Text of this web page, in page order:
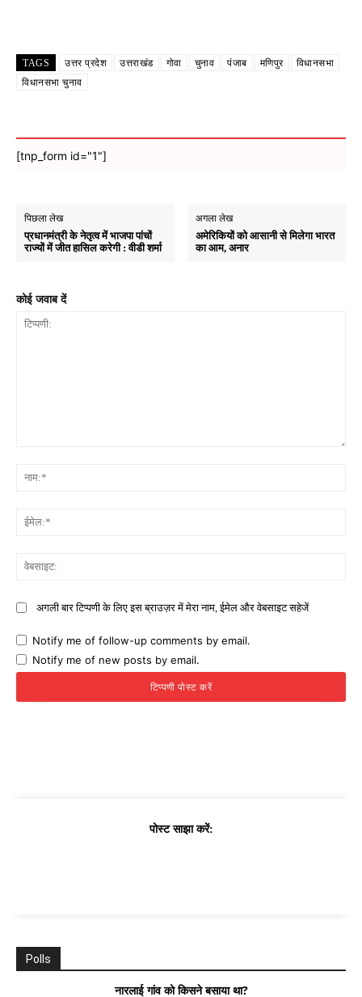
TAGS उत्तर प्रदेश उत्तराखंड गोवा चुनाव पंजाब मणिपुर
विधानसभा
विधानसभा चुनाव
[tnp_form id="1"]
पिछला लेख
प्रधानमंत्री के नेतृत्व में भाजपा पांचों
राज्यों में जीत हासिल करेगी : वीडी शर्मा
अगला लेख
अमेरिकियों को आसानी से मिलेगा भारत
का आम, अनार
कोई जवाब दें
अगली बार टिप्पणी के लिए इस ब्राउज़र में मेरा नाम, ईमेल और वेबसाइट सहेजें
Notify me of follow-up comments by email.
Notify me of new posts by email.
पोस्ट साझा करें:
Polls
नारलाई गांव को किसने बसाया था?